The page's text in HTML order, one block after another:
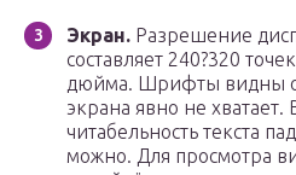
Экран. Разрешение
составляет 240?320
дюйма. Шрифты видны
экрана явно не хватает.
читабельность текста
можно. Для просмотра